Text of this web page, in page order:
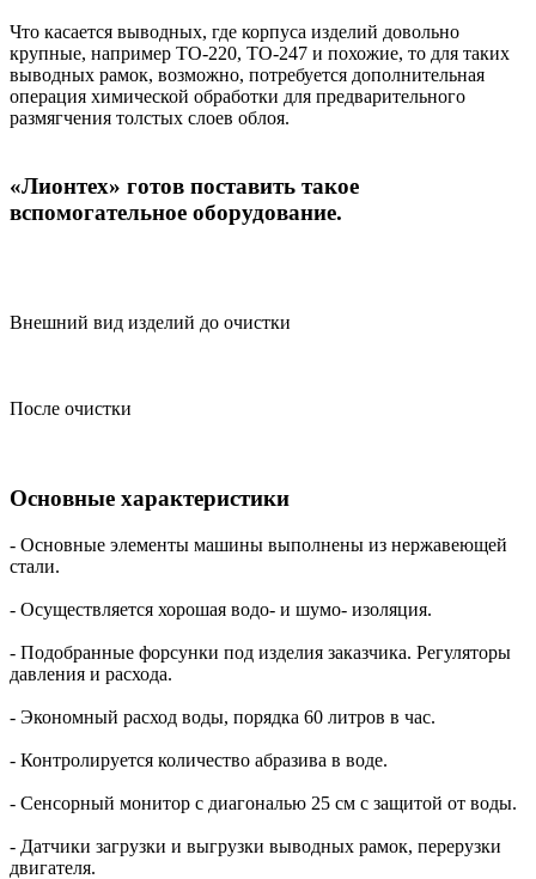
Что касается выводных, где корпуса изделий довольно
крупные, например ТО-220, ТО-247 и похожие, то для таких
выводных рамок, возможно, потребуется дополнительная
операция химической обработки для предварительного
размягчения толстых слоев облоя.
«Лионтех» готов поставить такое
вспомогательное оборудование.
Внешний вид изделий до очистки
После очистки
Основные характеристики
- Основные элементы машины выполнены из нержавеющей
стали.
- Осуществляется хорошая водо- и шумо- изоляция.
- Подобранные форсунки под изделия заказчика. Регуляторы
давления и расхода.
- Экономный расход воды, порядка 60 литров в час.
- Контролируется количество абразива в воде.
- Сенсорный монитор с диагональю 25 см с защитой от воды.
- Датчики загрузки и выгрузки выводных рамок, перерузки
двигателя.